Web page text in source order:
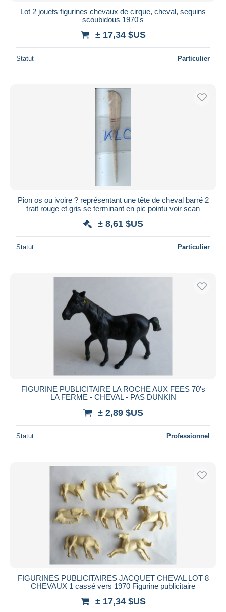
Lot 2 jouets figurines chevaux de cirque, cheval, sequins
scoubidous 1970's
± 17,34 $US
Statut Particulier
Pion os ou ivoire ? représentant une tête de cheval barré 2
trait rouge et gris se terminant en pic pointu voir scan
± 8,61 $US
Statut Particulier
FIGURINE PUBLICITAIRE LA ROCHE AUX FEES 70's
LA FERME - CHEVAL - PAS DUNKIN
± 2,89 $US
Statut Professionnel
FIGURINES PUBLICITAIRES JACQUET CHEVAL LOT 8
CHEVAUX 1 cassé vers 1970 Figurine publicitaire
± 17,34 $US